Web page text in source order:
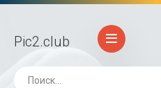
Pic2.club